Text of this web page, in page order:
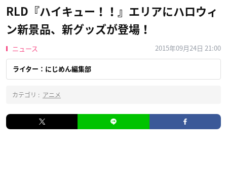
RLD『ハイキュー！！』エリアにハロウィ
ン新景品、新グッズが登場！
ニュース 2015年09月24日 21:00
ライター：にじめん編集部
カテゴリ : アニメ